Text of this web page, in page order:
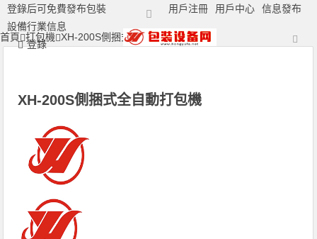
登錄后可免費發布包裝
設備行業信息
登錄
用戶注冊 用戶中心 信息發布
打包機|包裝機|封口機|封箱機|捆扎機|打標機|噴碼機|打碼機廠家
首頁 打包機 XH-200S側捆式全自動打包機
XH-200S側捆式全自動打包機